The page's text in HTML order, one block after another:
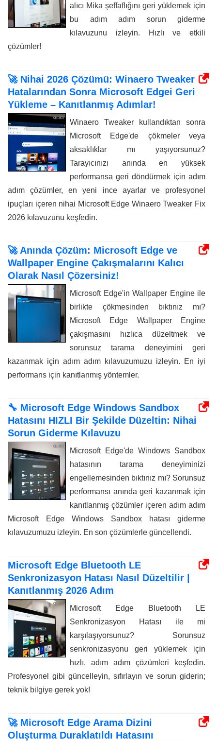
alıcı Mika şeffaflığını geri yüklemek için
bu adım adım sorun giderme
kılavuzunu izleyin. Hızlı ve etkili
çözümler!
🚀 Nihai 2026 Çözümü: Winaero Tweaker
Hatalarından Sonra Microsoft Edgei Geri
Yükleme – Kanıtlanmış Adımlar!
Winaero Tweaker kullandıktan sonra
Microsoft Edge'de çökmeler veya
aksaklıklar mı yaşıyorsunuz?
Tarayıcınızı anında en yüksek
performansa geri döndürmek için adım
adım çözümler, en yeni ince ayarlar ve profesyonel
ipuçları içeren nihai Microsoft Edge Winaero Tweaker Fix
2026 kılavuzunu keşfedin.
🚀 Anında Çözüm: Microsoft Edge ve
Wallpaper Engine Çakışmalarını Kalıcı
Olarak Nasıl Çözersiniz!
Microsoft Edge'in Wallpaper Engine ile
birlikte çökmesinden bıktınız mı?
Microsoft Edge Wallpaper Engine
çakışmasını hızlıca düzeltmek ve
sorunsuz tarama deneyimini geri
kazanmak için adım adım kılavuzumuzu izleyin. En iyi
performans için kanıtlanmış yöntemler.
🔧 Microsoft Edge Windows Sandbox
Hatasını HIZLI Bir Şekilde Düzeltin: Nihai
Sorun Giderme Kılavuzu
Microsoft Edge'de Windows Sandbox
hatasının tarama deneyiminizi
engellemesinden bıktınız mı? Sorunsuz
performansı anında geri kazanmak için
kanıtlanmış çözümler içeren adım adım
Microsoft Edge Windows Sandbox hatası giderme
kılavuzumuzu izleyin. En son çözümlerle güncellendi.
Microsoft Edge Bluetooth LE
Senkronizasyon Hatası Nasıl Düzeltilir |
Kanıtlanmış 2026 Adım
Microsoft Edge Bluetooth LE
Senkronizasyon Hatası ile mi
karşılaşıyorsunuz? Sorunsuz
senkronizasyonu geri yüklemek için
hızlı, adım adım çözümleri keşfedin.
Profesyonel gibi güncelleyin, sıfırlayın ve sorun giderin;
teknik bilgiye gerek yok!
🚀 Microsoft Edge Arama Dizini
Oluşturma Duraklatıldı Hatasını